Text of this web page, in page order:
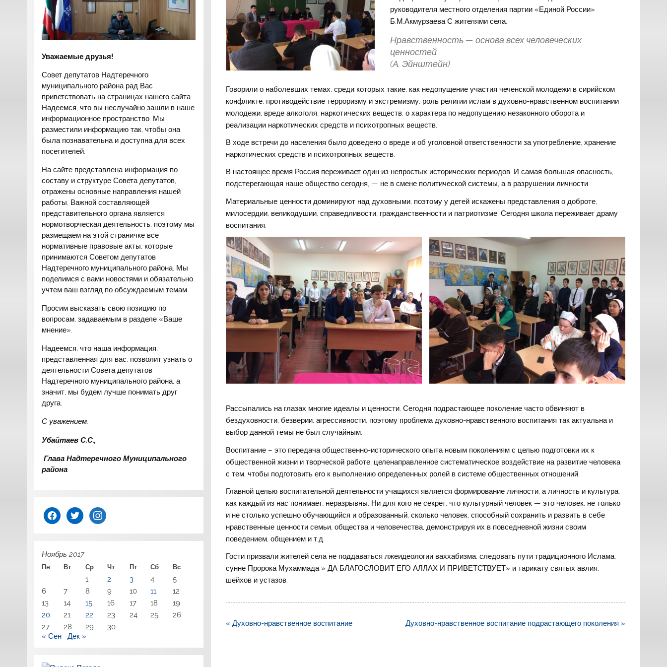
руководителя местного отделения партии «Единой России»
Б.М.Акмурзаева С жителями села.
Нравственность — основа всех человеческих
ценностей
(А. Эйнштейн)
Говорили о наболевших темах, среди которых такие, как недопущение участия чеченской молодежи в сирийском
конфликте, противодействие терроризму и экстремизму, роль религии ислам в духовно-нравственном воспитании
молодежи, вреде алкоголя, наркотических веществ. о характера по недопущению незаконного оборота и
реализации наркотических средств и психотропных веществ.
В ходе встречи до населения было доведено о вреде и об уголовной ответственности за употребление, хранение
наркотических средств и психотропных веществ.
В настоящее время Россия переживает один из непростых исторических периодов. И самая большая опасность,
подстерегающая наше общество сегодня, — не в смене политической системы, а в разрушении личности.
Материальные ценности доминируют над духовными, поэтому у детей искажены представления о доброте,
милосердии, великодушии, справедливости, гражданственности и патриотизме. Сегодня школа переживает драму
воспитания.
Рассыпались на глазах многие идеалы и ценности. Сегодня подрастающее поколение часто обвиняют в
бездуховности, безверии, агрессивности, поэтому проблема духовно-нравственного воспитания так актуальна и
выбор данной темы не был случайным.
Воспитание – это передача общественно-исторического опыта новым поколениям с целью подготовки их к
общественной жизни и творческой работе; целенаправленное систематическое воздействие на развитие человека
с тем, чтобы подготовить его к выполнению определенных ролей в системе общественных отношений.
Главной целью воспитательной деятельности учащихся является формирование личности, а личность и культура,
как каждый из нас понимает, неразрывны. Ни для кого не секрет, что культурный человек — это человек, не только
и не столько успешно обучающийся и образованный, сколько человек, способный сохранить и развить в себе
нравственные ценности семьи, общества и человечества, демонстрируя их в повседневной жизни своим
поведением, общением и т.д.
Гости призвали жителей села не поддаваться лжеидеологии ваххабизма, следовать пути традиционного Ислама,
сунне Пророка Мухаммада » ДА БЛАГОСЛОВИТ ЕГО АЛЛАХ И ПРИВЕТСТВУЕТ» и тарикату святых авлия,
шейхов и устазов.
Навигация
« Духовно-нравственное воспитание Духовно-нравственное воспитание подрастающего поколения »
Уважаемые друзья!
Совет депутатов Надтеречного
муниципального района рад Вас
приветствовать на страницах нашего сайта.
Надеемся, что вы неслучайно зашли в наше
информационное пространство. Мы
разместили информацию так, чтобы она
была познавательна и доступна для всех
посетителей.
На сайте представлена информация по
составу и структуре Совета депутатов,
отражены основные направления нашей
работы. Важной составляющей
представительного органа является
нормотворческая деятельность, поэтому мы
размещаем на этой страничке все
нормативные правовые акты, которые
принимаются Советом депутатов
Надтеречного муниципального района. Мы
поделимся с вами новостями и обязательно
учтем ваш взгляд по обсуждаемым темам.
Просим высказать свою позицию по
вопросам, задаваемым в разделе «Ваше
мнение».
Надеемся, что наша информация,
представленная для вас, позволит узнать о
деятельности Совета депутатов
Надтеречного муниципального района, а
значит, мы будем лучше понимать друг
друга.
С уважением,
Убайтаев С.С.,
Глава Надтеречного Муниципального
района
facebooktwitter instagram
Ноябрь 2017
Пн Вт Ср Чт Пт Сб Вс
1 2 3 4
5
6
7 8 9 10 11
12
13
14 15 16 17 18
19
20
21 22 23 24 25
26
27
28 29
30
« Сен
Дек »